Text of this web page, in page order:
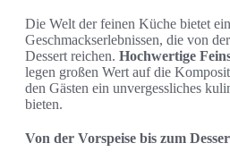
Die Welt der feinen Küche bietet
Geschmackserlebnissen, die von
Dessert reichen. Hochwertige
legen großen Wert auf die
den Gästen ein unvergessliches
bieten.
Von der Vorspeise bis zum